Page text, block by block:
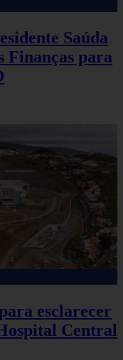
Saúda
Finanças para
esclarecer
Central